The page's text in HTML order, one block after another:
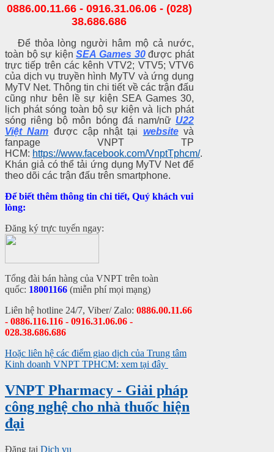
0886.00.11.66 - 0916.31.06.06 - (028)
38.686.686
Để thỏa lòng người hâm mộ cả nước,
toàn bộ sự kiệnSEA Games 30 được phát
trực tiếp trên các kênh VTV2; VTV5; VTV6
của dịch vụ truyền hình MyTV và ứng dụng
MyTV Net. Thông tin chi tiết về các trận đấu
cũng như bên lề sự kiện SEA Games 30,
lịch phát sóng toàn bộ sự kiện và lịch phát
sóng riêng bộ môn bóng đá nam/nữ U22
Việt Nam được cập nhật tại website và
fanpage VNPT TP
HCM: https://www.facebook.com/VnptTphcm/.
Khán giả có thể tải ứng dụng MyTV Net để
theo dõi các trận đấu trên smartphone.
Để biết thêm thông tin chi tiết, Quý khách vui
lòng:
Đăng ký trực tuyến ngay:
Tổng đài bán hàng của VNPT trên toàn
quốc: 18001166 (miễn phí mọi mạng)
Liên hệ hotline 24/7, Viber/ Zalo: 0886.00.11.66
- 0886.116.116 - 0916.31.06.06 -
028.38.686.686
Hoặc liên hệ các điểm giao dịch của Trung tâm
Kinh doanh VNPT TPHCM: xem tại đây
VNPT Pharmacy - Giải pháp
công nghệ cho nhà thuốc hiện
đại
Đăng tại Dịch vụ